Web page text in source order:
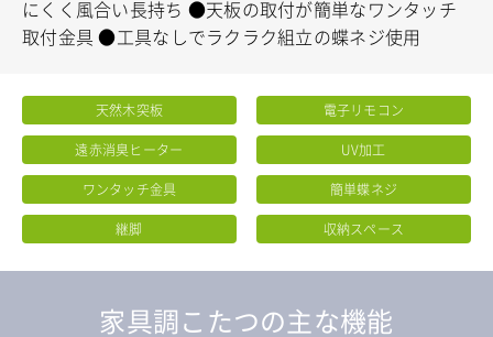
にくく風合い長持ち ●天板の取付が簡単なワンタッチ
取付金具 ●工具なしでラクラク組立の蝶ネジ使用
天然木突板 電子リモコン
遠赤消臭ヒーター UV加工
ワンタッチ金具 簡単蝶ネジ
継脚 収納スペース
家具調こたつの主な機能